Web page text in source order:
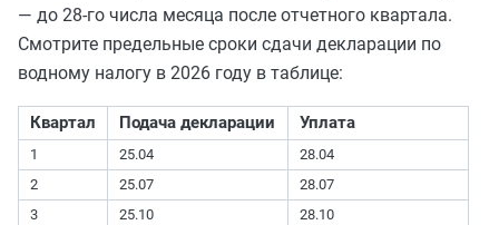
— до 28-го числа месяца после отчетного квартала.
Смотрите предельные сроки сдачи декларации по
водному налогу в 2026 году в таблице:
Квартал Подача декларации Уплата
1 25.04
28.04
2
25.07
28.07
3
25.10
28.10